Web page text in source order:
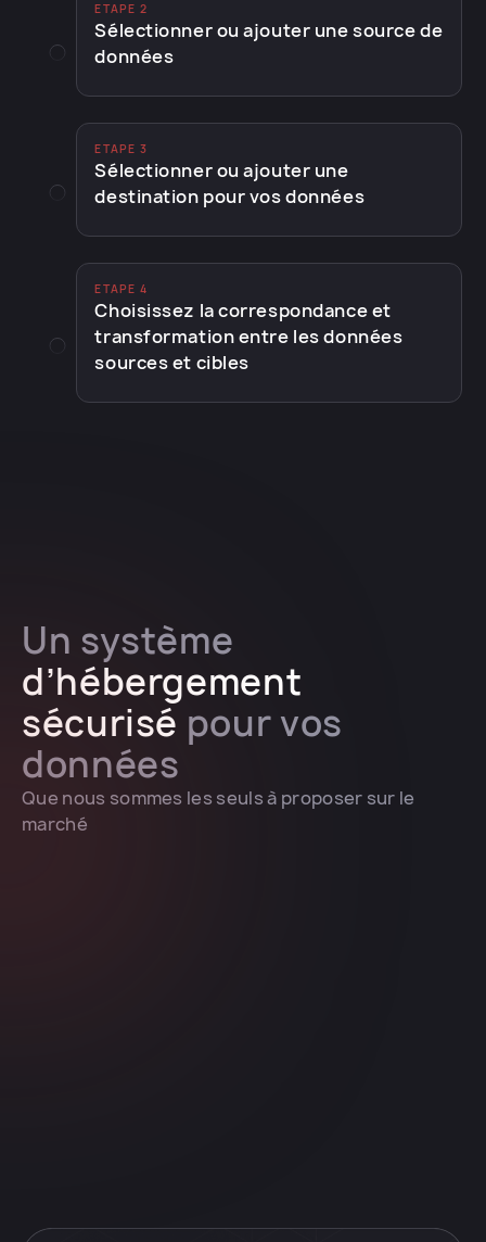
ETAPE 2
Sélectionner ou ajouter une source de
données
ETAPE 3
Sélectionner ou ajouter une
destination pour vos données
ETAPE 4
Choisissez la correspondance et
transformation entre les données
sources et cibles
Un système
d’hébergement
sécurisé pour vos
données
Que nous sommes les seuls à proposer sur le
marché